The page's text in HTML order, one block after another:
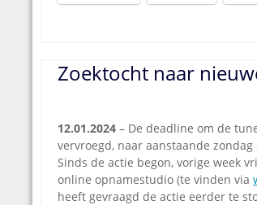
Zoektocht naar
12.01.2024 – De deadline om de
vervroegd, naar aanstaande
Sinds de actie begon, vorige week
online opnamestudio (te vinden via
heeft gevraagd de actie eerder te